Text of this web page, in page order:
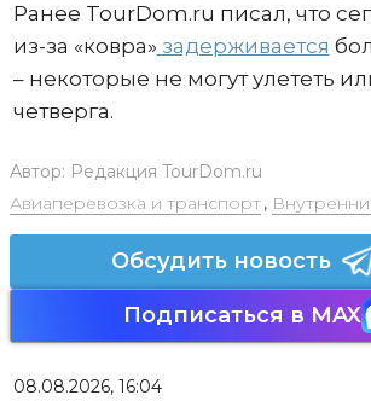
Ранее TourDom.ru писал, что
из-за «ковра» задерживается
– некоторые не могут улететь
четверга.
Автор: Редакция TourDom.ru
Авиаперевозка и транспорт,
Обсудить новость
Подписаться в MAX
08.08.2026, 16:04